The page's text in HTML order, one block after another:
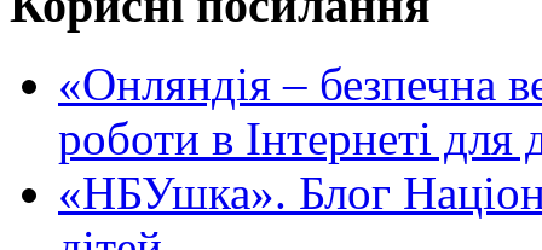
«Oнляндія – безпечна
роботи в Інтернеті для
«НБУшка». Блог